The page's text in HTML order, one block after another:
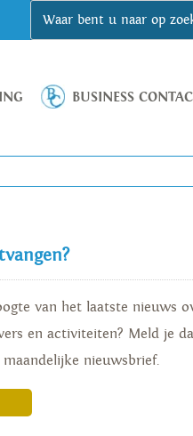
BUSINESS
van het laatste nieuws
en activiteiten? Meld je
nieuwsbrief.